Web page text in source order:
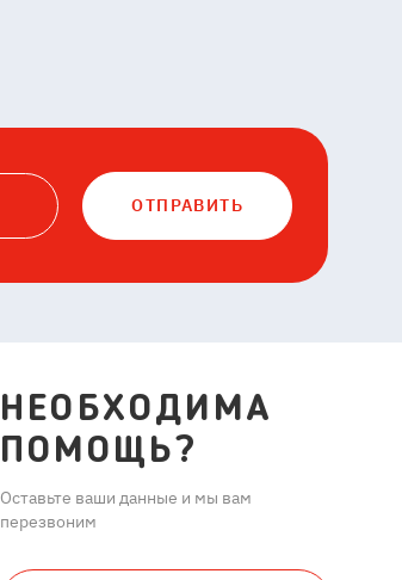
ОТПРАВИТЬ
НЕОБХОДИМА
ПОМОЩЬ?
Оставьте ваши данные и мы вам
перезвоним